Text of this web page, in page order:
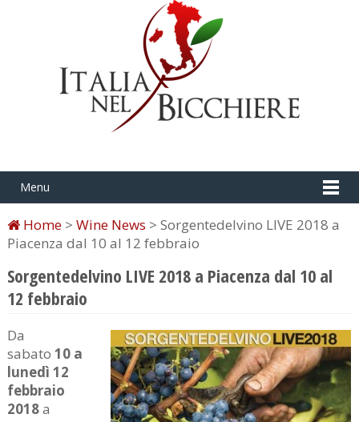
Menu
Home> Wine News > Sorgentedelvino LIVE 2018 a
Piacenza dal 10 al 12 febbraio
Sorgentedelvino LIVE 2018 a Piacenza dal 10 al
12 febbraio
Da
sabato 10 a
lunedì 12
febbraio
2018a